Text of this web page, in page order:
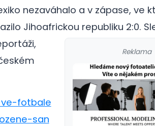
nezaváhalo a v zápase, ve
Jihoafrickou republiku 2:0.
Reklama
fotbale
san